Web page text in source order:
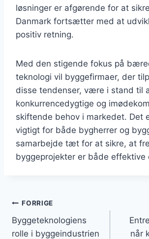
løsninger er afgørende for at
Danmark fortsætter med at
positiv retning.
Med den stigende fokus på
teknologi vil byggefirmaer, der
disse tendenser, være i stand til
konkurrencedygtige og
skiftende behov i markedet. Det
vigtigt for både bygherrer og
samarbejde tæt for at sikre, at
byggeprojekter er både effektive
Indlægsnavigation
FORRIGE
Byggeteknologiens
rolle i byggeindustrien
når